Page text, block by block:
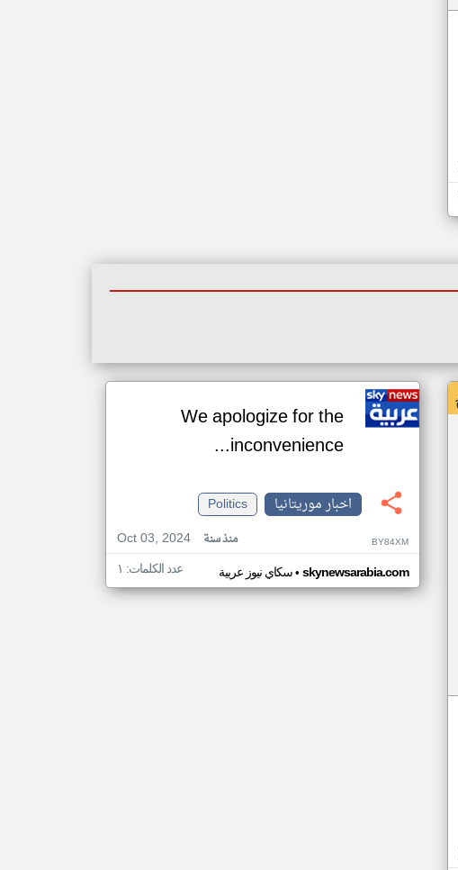
We apologize for the
inconvenience...
اخبار موريتانيا
Politics
Oct 03, 2024
منذ سنة BY84XM
سكاي نيوز عربية• skynewsarabia.com عدد الكلمات: ١